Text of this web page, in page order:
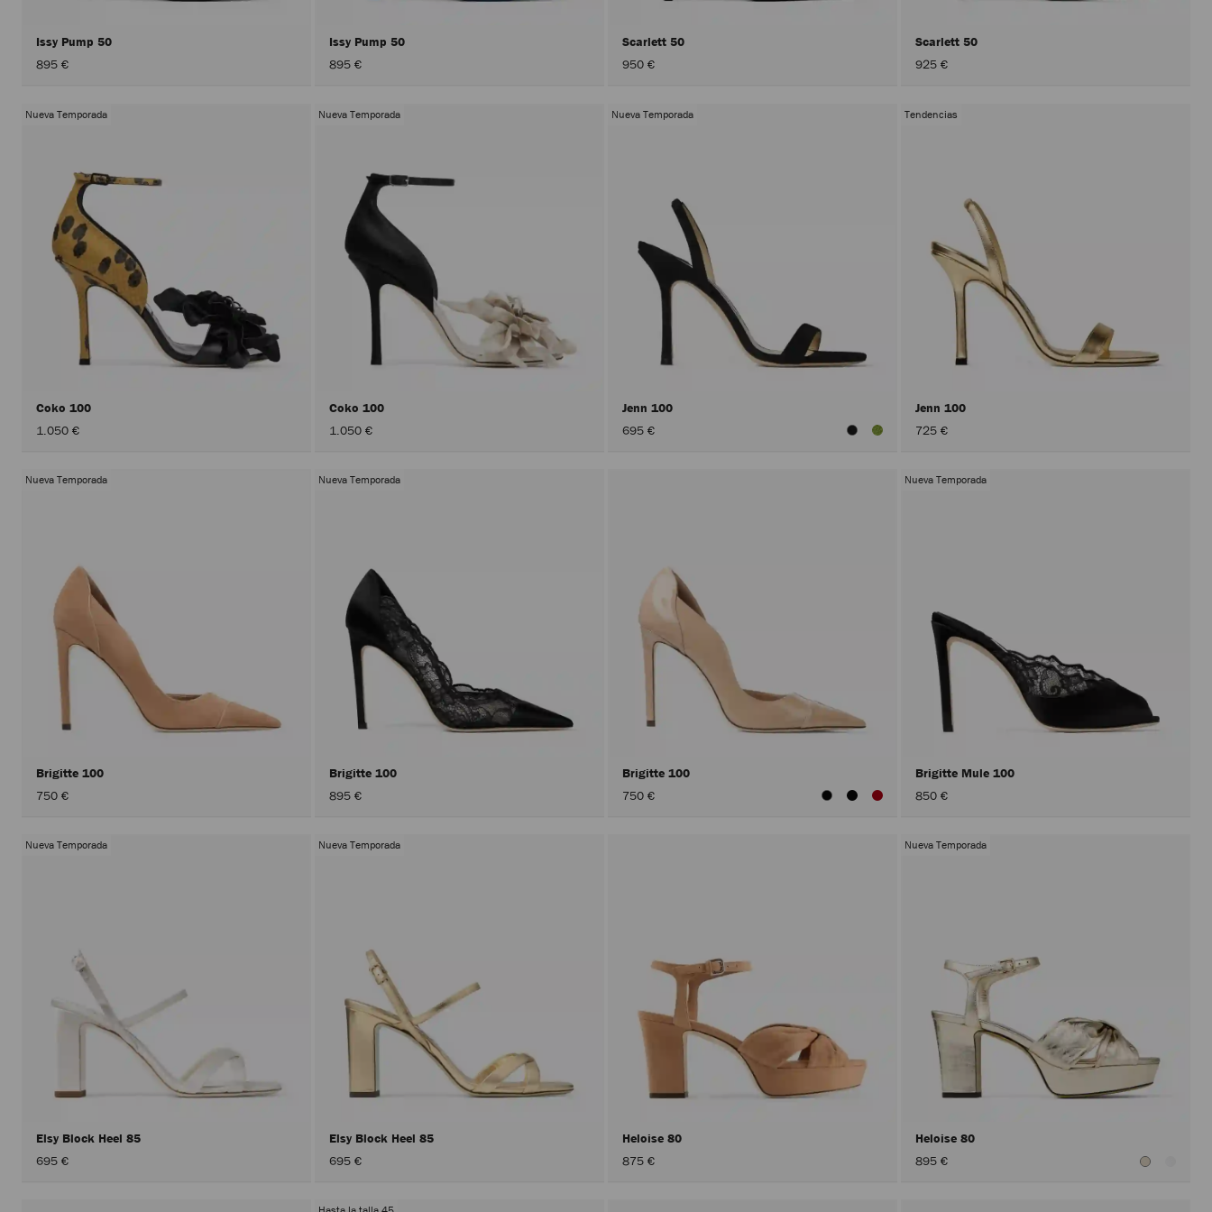
Issy Pump 50
895 €
Issy Pump 50
895 €
Scarlett 50
950 €
Scarlett 50
925 €
Nueva Temporada
Coko 100
1.050 €
Nueva Temporada
Coko 100
1.050 €
Nueva Temporada
Jenn 100
695 €
Tendencias
Jenn 100
725 €
Nueva Temporada
Brigitte 100
750 €
Nueva Temporada
Brigitte 100
895 €
Brigitte 100
750 €
Nueva Temporada
Brigitte Mule 100
850 €
Nueva Temporada
Elsy Block Heel 85
695 €
Nueva Temporada
Elsy Block Heel 85
695 €
Heloise 80
875 €
Nueva Temporada
Heloise 80
895 €